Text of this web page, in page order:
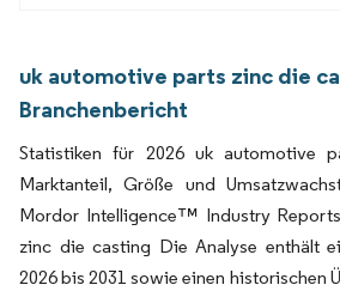
uk automotive parts zinc die
Branchenbericht
Statistiken für 2026 uk automotive
Marktanteil, Größe und
Mordor Intelligence™ Industry
zinc die casting Die Analyse enthält
2026 bis 2031 sowie einen historischen